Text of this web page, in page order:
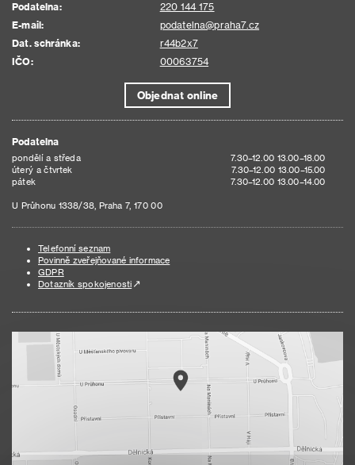
Podatelna:
220 144 175
E-mail:
podatelna@praha7.cz
Dat. schránka:
r44b2x7
IČO:
00063754
Objednat online
Podatelna
pondělí a středa
7.30–12.00 13.00–18.00
úterý a čtvrtek
7.30–12.00 13.00–15.00
pátek
7.30–12.00 13.00–14.00
U Průhonu 1338/38, Praha 7, 170 00
Telefonní seznam
Povinně zveřejňované informace
GDPR
Dotazník spokojenosti